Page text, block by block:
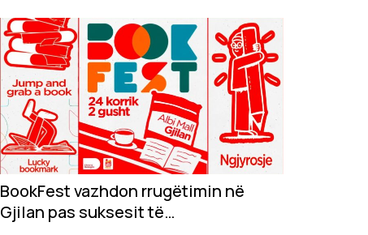
BookFest vazhdon rrugëtimin në
Gjilan pas suksesit të